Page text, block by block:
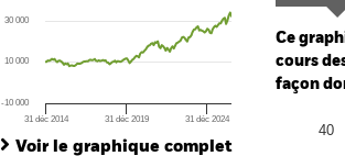
The chart has 1 X axis displaying Time. Range:
The chart has 1 Y axis displaying values. Range: -200
31 déc 2014 31 déc 2019 31 déc 2024
-10 000
10 000
30 000
Voir le graphique complet
Ce
cours
façon
Bar
40